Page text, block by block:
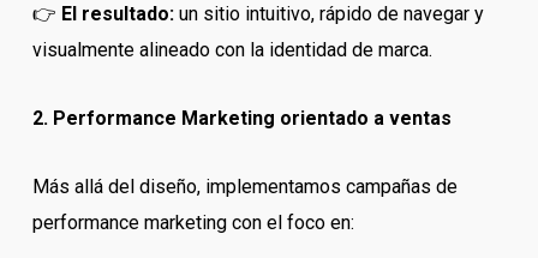
👉 El resultado: un sitio intuitivo, rápido de navegar y
visualmente alineado con la identidad de marca.
2. Performance Marketing orientado a ventas
Más allá del diseño, implementamos campañas de
performance marketing con el foco en: